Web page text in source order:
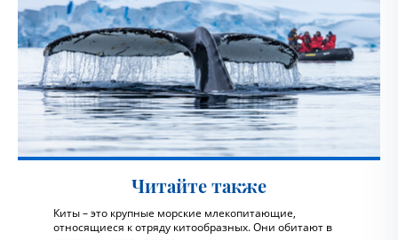
Читайте также
Киты – это крупные морские млекопитающие,
относящиеся к отряду китообразных. Они обитают в